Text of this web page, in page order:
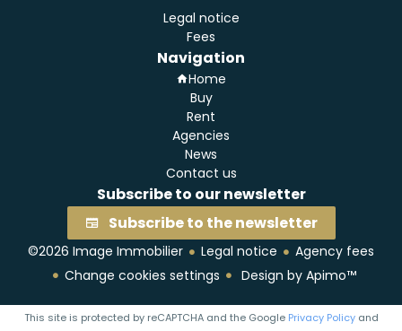
Legal notice
Fees
Navigation
Home
Buy
Rent
Agencies
News
Contact us
Subscribe to our newsletter
Subscribe to the newsletter
©2026 Image Immobilier Legal notice
Agency fees
Change cookies settings
Design by Apimo™
This site is protected by reCAPTCHA and the Google Privacy Policyand